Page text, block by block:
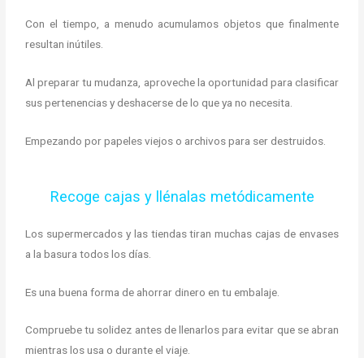
Con el tiempo, a menudo acumulamos objetos que finalmente
resultan inútiles.
Al preparar tu mudanza, aproveche la oportunidad para clasificar
sus pertenencias y deshacerse de lo que ya no necesita.
Empezando por papeles viejos o archivos para ser destruidos.
Recoge cajas y llénalas metódicamente
Los supermercados y las tiendas tiran muchas cajas de envases
a la basura todos los días.
Es una buena forma de ahorrar dinero en tu embalaje.
Compruebe tu solidez antes de llenarlos para evitar que se abran
mientras los usa o durante el viaje.